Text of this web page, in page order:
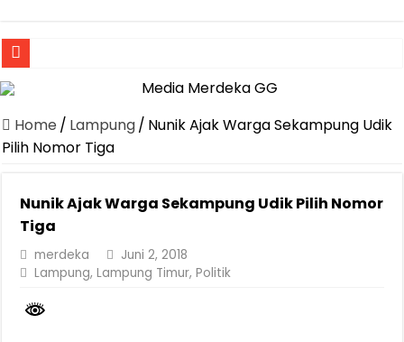
Jasa Raharja Serahkan Santunan kepada Ahli Waris Korban
Canangkan Desa TAPIS dan Luncurkan Sekolah Lansia di
Pemprov Lampung Berhasil Kendalikan Inflasi, Jadi Provinsi
Dirut Jasa Raharja Dampingi Wamenhub Tinjau Penanganan
Pastikan Pelayanan Maksimal, Direksi Jasa Raharja Tinjau Korban
Dirut Jasa Raharja Dampingi Wamenhub Tinjau Penanganan
Home / Lampung/ Nunik Ajak Warga Sekampung Udik
Pilih Nomor Tiga
Nunik Ajak Warga Sekampung Udik Pilih Nomor
Tiga
merdeka
Juni 2, 2018
Lampung,Lampung Timur,Politik